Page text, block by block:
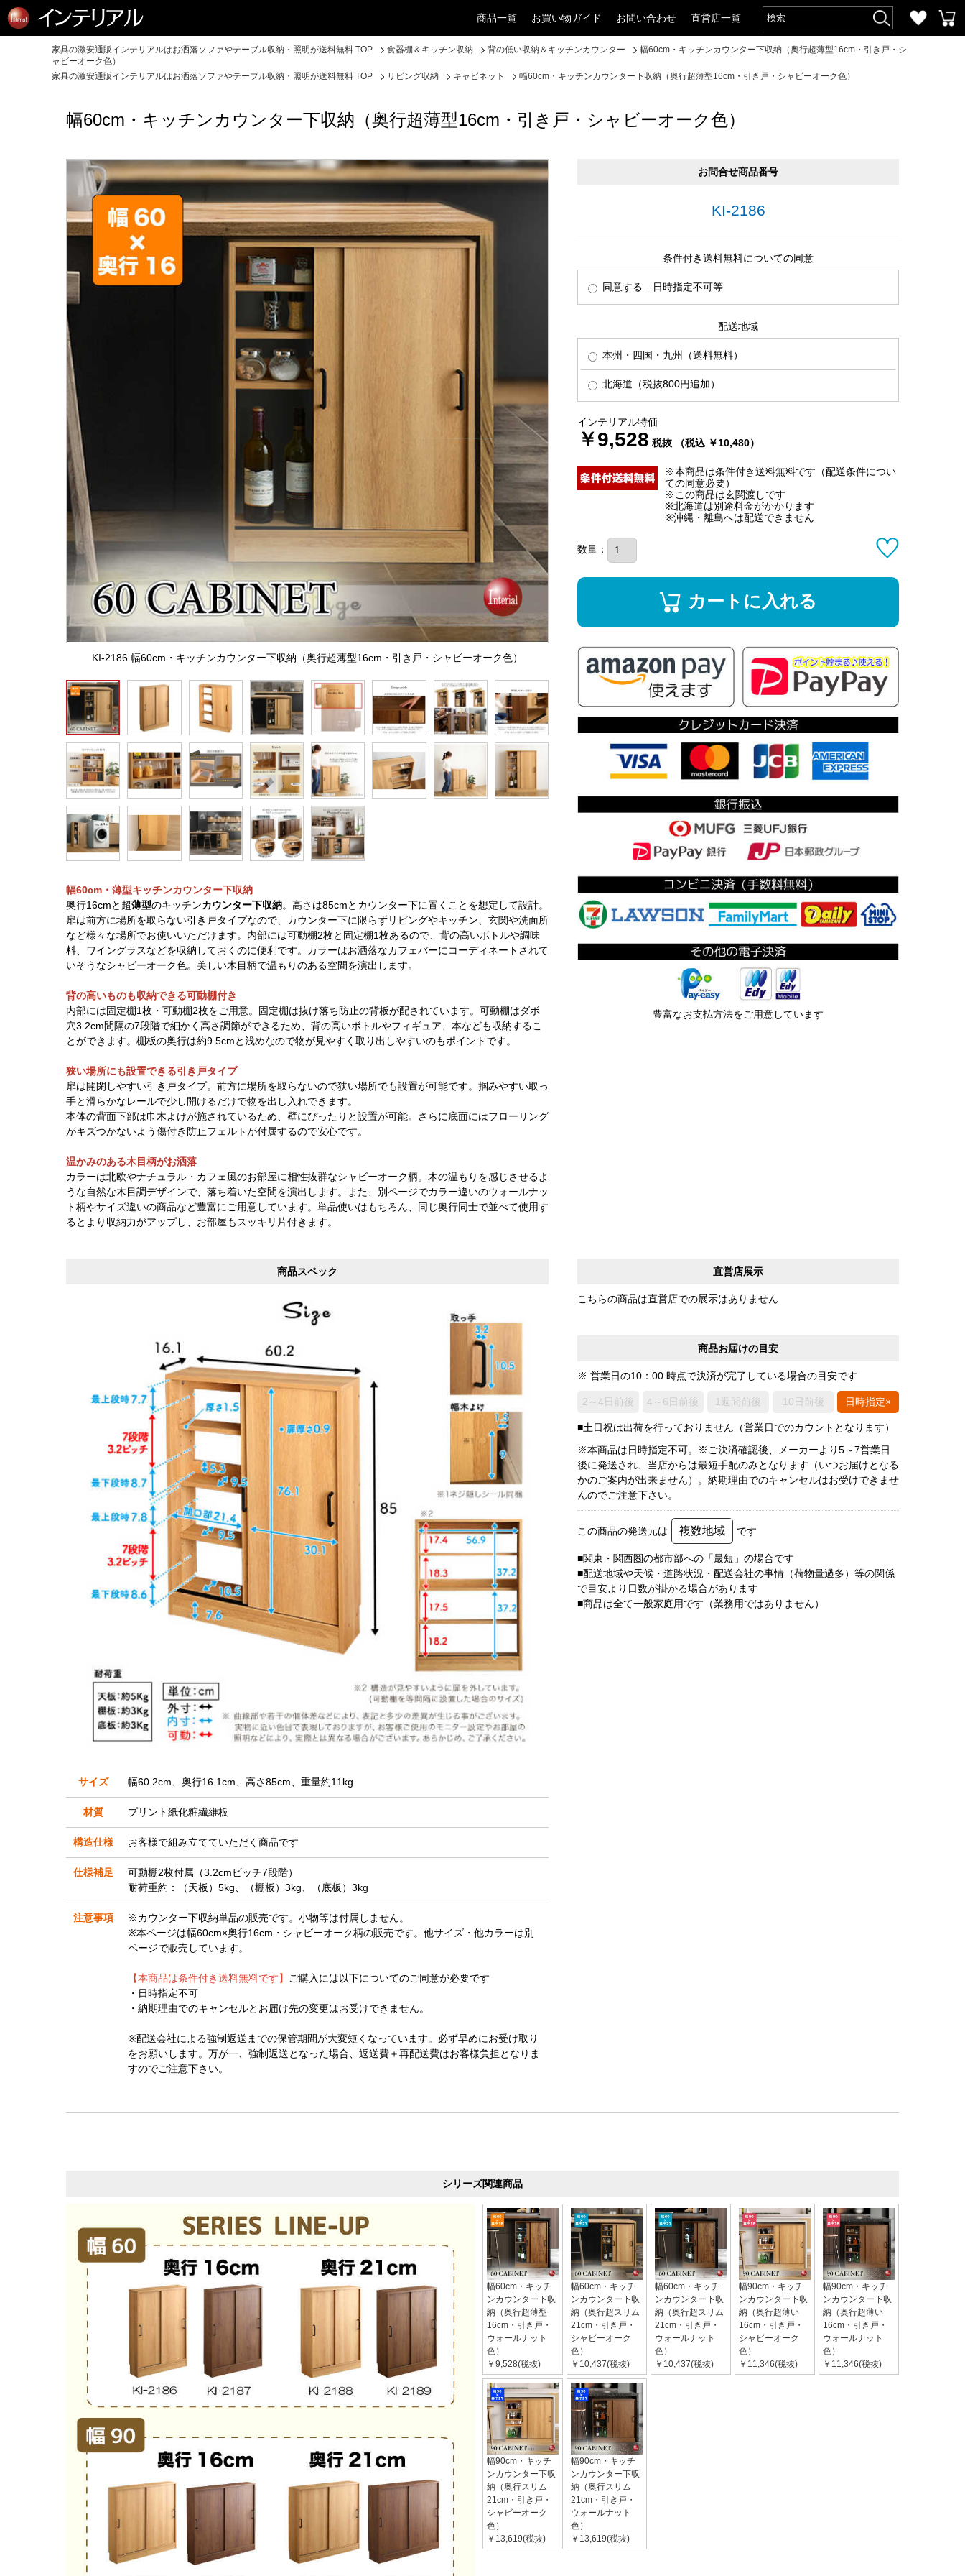
商品一覧 お買い物ガイド お問い合わせ 直営店一覧
家具の激安通販インテリアルはお洒落ソファやテーブル収納・照明が送料無料 TOP 食器棚＆キッチン収納 背の低い収納＆キッチンカウンター
幅60cm・キッチンカウンター下収納（奥行超薄型16cm・引き戸・シ
ャビーオーク色）
家具の激安通販インテリアルはお洒落ソファやテーブル収納・照明が送料無料 TOP
リビング収納 キャビネット 幅60cm・キッチンカウンター下収納（奥行超薄型16cm・引き戸・シャビーオーク色）
幅60cm・キッチンカウンター下収納（奥行超薄型16cm・引き戸・シャビーオーク色）
KI-2186 幅60cm・キッチンカウンター下収納（奥行超薄型16cm・引き戸・シャビーオーク色）
幅60cm・薄型キッチンカウンター下収納
奥行16cmと超薄型のキッチンカウンター下収納。高さは85cmとカウンター下に置くことを想定して設計。
扉は前方に場所を取らない引き戸タイプなので、カウンター下に限らずリビングやキッチン、玄関や洗面所
など様々な場所でお使いいただけます。内部には可動棚2枚と固定棚1枚あるので、背の高いボトルや調味
料、ワイングラスなどを収納しておくのに便利です。カラーはお洒落なカフェバーにコーディネートされて
いそうなシャビーオーク色。美しい木目柄で温もりのある空間を演出します。
背の高いものも収納できる可動棚付き
内部には固定棚1枚・可動棚2枚をご用意。固定棚は抜け落ち防止の背板が配されています。可動棚はダボ
穴3.2cm間隔の7段階で細かく高さ調節ができるため、背の高いボトルやフィギュア、本なども収納するこ
とができます。棚板の奥行は約9.5cmと浅めなので物が見やすく取り出しやすいのもポイントです。
狭い場所にも設置できる引き戸タイプ
扉は開閉しやすい引き戸タイプ。前方に場所を取らないので狭い場所でも設置が可能です。掴みやすい取っ
手と滑らかなレールで少し開けるだけで物を出し入れできます。
本体の背面下部は巾木よけが施されているため、壁にぴったりと設置が可能。さらに底面にはフローリング
がキズつかないよう傷付き防止フェルトが付属するので安心です。
温かみのある木目柄がお洒落
カラーは北欧やナチュラル・カフェ風のお部屋に相性抜群なシャビーオーク柄。木の温もりを感じさせるよ
うな自然な木目調デザインで、落ち着いた空間を演出します。また、別ページでカラー違いのウォールナッ
ト柄やサイズ違いの商品など豊富にご用意しています。単品使いはもちろん、同じ奥行同士で並べて使用す
るとより収納力がアップし、お部屋もスッキリ片付きます。
お問合せ商品番号
KI-2186
条件付き送料無料についての同意
同意する…日時指定不可等
配送地域
本州・四国・九州（送料無料）
北海道（税抜800円追加）
インテリアル特価
￥9,528 税抜 （税込 ￥10,480）
※本商品は条件付き送料無料です（配送条件につい
ての同意必要）
※この商品は玄関渡しです
※北海道は別途料金がかかります
※沖縄・離島へは配送できません
数量：
カートに入れる
豊富なお支払方法をご用意しています
直営店展示
こちらの商品は直営店での展示はありません
商品お届けの目安
※ 営業日の10：00 時点で決済が完了している場合の目安です
2～4日前後 4～6日前後 1週間前後 10日前後 日時指定×
■土日祝は出荷を行っておりません（営業日でのカウントとなります）
※本商品は日時指定不可。※ご決済確認後、メーカーより5～7営業日
後に発送され、当店からは最短手配のみとなります（いつお届けとなる
かのご案内が出来ません）。納期理由でのキャンセルはお受けできませ
んのでご注意下さい。
この商品の発送元は 複数地域 です
■関東・関西圏の都市部への「最短」の場合です
■配送地域や天候・道路状況・配送会社の事情（荷物量過多）等の関係
で目安より日数が掛かる場合があります
■商品は全て一般家庭用です（業務用ではありません）
商品スペック
サイズ 幅60.2cm、奥行16.1cm、高さ85cm、重量約11kg
材質 プリント紙化粧繊維板
構造仕様 お客様で組み立てていただく商品です
仕様補足
可動棚2枚付属（3.2cmビッチ7段階）
耐荷重約：（天板）5kg、（棚板）3kg、（底板）3kg
注意事項
※カウンター下収納単品の販売です。小物等は付属しません。
※本ページは幅60cm×奥行16cm・シャビーオーク柄の販売です。他サイズ・他カラーは別
ページで販売しています。
【本商品は条件付き送料無料です】
ご購入には以下についてのご同意が必要です
・日時指定不可
・納期理由でのキャンセルとお届け先の変更はお受けできません。
※配送会社による強制返送までの保管期間が大変短くなっています。必ず早めにお受け取り
をお願いします。万が一、強制返送となった場合、返送費＋再配送費はお客様負担となりま
すのでご注意下さい。
シリーズ関連商品
幅60cm・キッチ
ンカウンター下収
納（奥行超薄型
16cm・引き戸・
ウォールナット
色）
￥9,528(税抜)
幅60cm・キッチ
ンカウンター下収
納（奥行超スリム
21cm・引き戸・
シャビーオーク
色）
￥10,437(税抜)
幅60cm・キッチ
ンカウンター下収
納（奥行超スリム
21cm・引き戸・
ウォールナット
色）
￥10,437(税抜)
幅90cm・キッチ
ンカウンター下収
納（奥行超薄い
16cm・引き戸・
シャビーオーク
色）
￥11,346(税抜)
幅90cm・キッチ
ンカウンター下収
納（奥行超薄い
16cm・引き戸・
ウォールナット
色）
￥11,346(税抜)
幅90cm・キッチ
ンカウンター下収
納（奥行スリム
21cm・引き戸・
シャビーオーク
色）
￥13,619(税抜)
幅90cm・キッチ
ンカウンター下収
納（奥行スリム
21cm・引き戸・
ウォールナット
色）
￥13,619(税抜)